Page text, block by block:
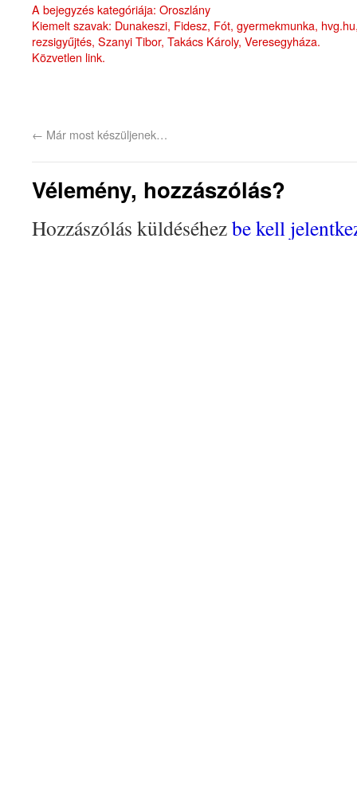
A bejegyzés kategóriája: Oroszlány
Kiemelt szavak: Dunakeszi, Fidesz, Fót, gyermekmunka, hvg.hu
rezsigyűjtés, Szanyi Tibor, Takács Károly, Veresegyháza.
Közvetlen link.
← Már most készüljenek…
Vélemény, hozzászólás?
Hozzászólás küldéséhezbe kell